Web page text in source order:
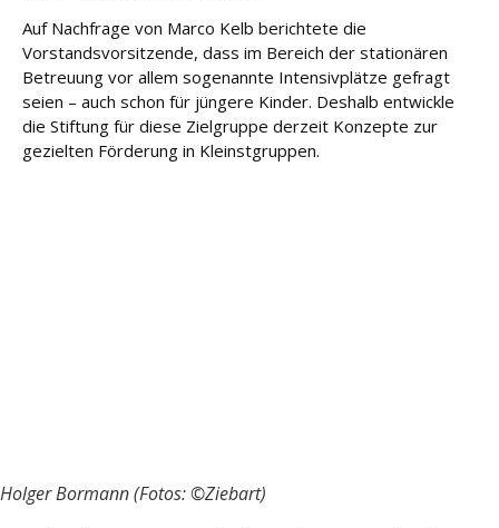
Auf Nachfrage von Marco Kelb berichtete die
Vorstandsvorsitzende, dass im Bereich der stationären
Betreuung vor allem sogenannte Intensivplätze gefragt
seien – auch schon für jüngere Kinder. Deshalb entwickle
die Stiftung für diese Zielgruppe derzeit Konzepte zur
gezielten Förderung in Kleinstgruppen.
Holger Bormann (Fotos: ©Ziebart)